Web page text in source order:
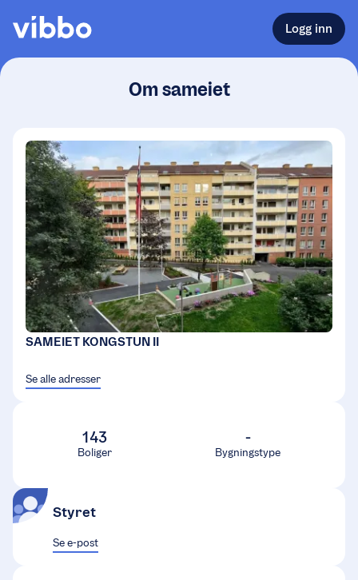
Logg inn
Om sameiet
SAMEIET KONGSTUN II
Se alle adresser
143
Boliger
-
Bygningstype
Styret
Se e-post